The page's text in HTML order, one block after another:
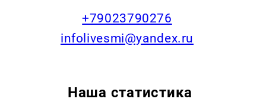
+79023790276
infolivesmi@yandex.ru
Наша статистика